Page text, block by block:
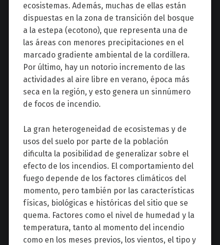
ecosistemas. Además, muchas de ellas están
dispuestas en la zona de transición del bosque
a la estepa (ecotono), que representa una de
las áreas con menores precipitaciones en el
marcado gradiente ambiental de la cordillera.
Por último, hay un notorio incremento de las
actividades al aire libre en verano, época más
seca en la región, y esto genera un sinnúmero
de focos de incendio.
La gran heterogeneidad de ecosistemas y de
usos del suelo por parte de la población
dificulta la posibilidad de generalizar sobre el
efecto de los incendios. El comportamiento del
fuego depende de los factores climáticos del
momento, pero también por las características
físicas, biológicas e históricas del sitio que se
quema. Factores como el nivel de humedad y la
temperatura, tanto al momento del incendio
como en los meses previos, los vientos, el tipo y